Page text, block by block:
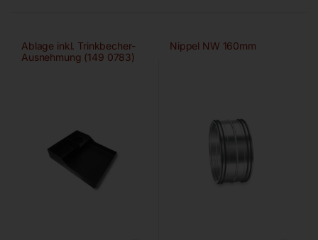
Ablage inkl. Trinkbecher-
Ausnehmung (149 0783)
Nippel NW 160mm